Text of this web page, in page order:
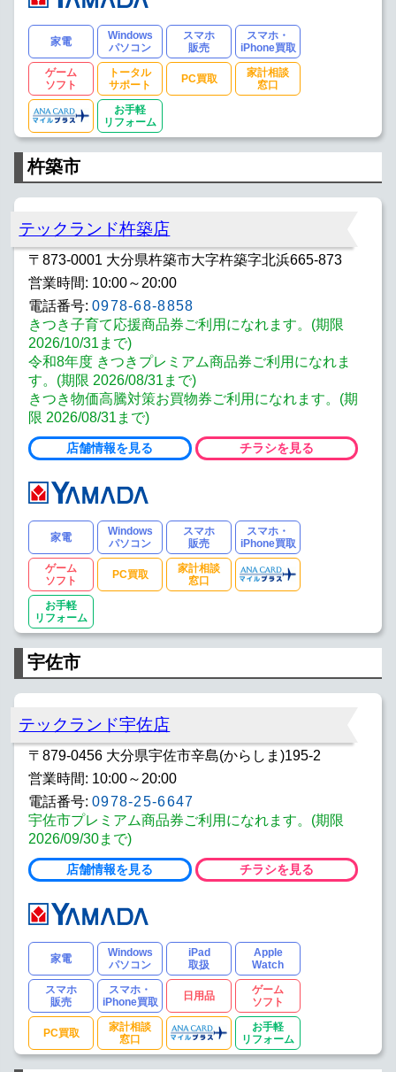
家電
Windows
パソコン
スマホ
販売
スマホ・
iPhone買取
ゲーム
ソフト
トータル
サポート
PC買取
家計相談
窓口
お手軽
リフォーム
杵築市
テックランド杵築店
〒873-0001 大分県杵築市大字杵築字北浜665-873
営業時間: 10:00～20:00
電話番号: 0978-68-8858
きつき子育て応援商品券ご利用になれます。(期限
2026/10/31まで)
令和8年度 きつきプレミアム商品券ご利用になれま
す。(期限 2026/08/31まで)
きつき物価高騰対策お買物券ご利用になれます。(期
限 2026/08/31まで)
店舗情報を見る チラシを見る
家電
Windows
パソコン
スマホ
販売
スマホ・
iPhone買取
ゲーム
ソフト
PC買取
家計相談
窓口
お手軽
リフォーム
宇佐市
テックランド宇佐店
〒879-0456 大分県宇佐市辛島(からしま)195-2
営業時間: 10:00～20:00
電話番号: 0978-25-6647
宇佐市プレミアム商品券ご利用になれます。(期限
2026/09/30まで)
店舗情報を見る チラシを見る
家電
Windows
パソコン
iPad
取扱
Apple
Watch
スマホ
販売
スマホ・
iPhone買取
日用品
ゲーム
ソフト
PC買取
家計相談
窓口
お手軽
リフォーム